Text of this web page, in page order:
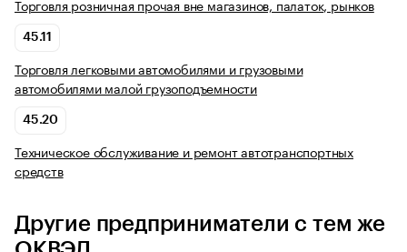
Торговля розничная прочая вне магазинов, палаток, рынков
45.11
Торговля легковыми автомобилями и грузовыми
автомобилями малой грузоподъемности
45.20
Техническое обслуживание и ремонт автотранспортных
средств
Другие предприниматели с тем же